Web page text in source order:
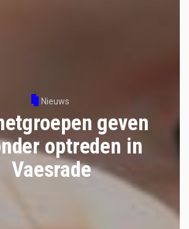
Nieuws
geven
optreden in
Vaesrade